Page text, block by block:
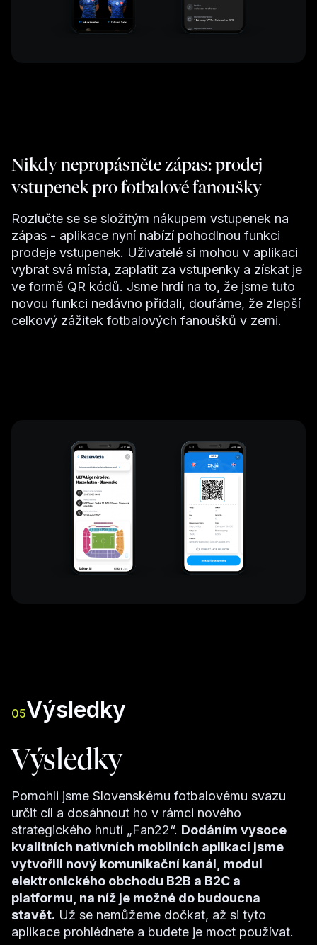
Nikdy nepropásněte zápas: prodej
vstupenek pro fotbalové fanoušky
Rozlučte se se složitým nákupem vstupenek na
zápas - aplikace nyní nabízí pohodlnou funkci
prodeje vstupenek. Uživatelé si mohou v aplikaci
vybrat svá místa, zaplatit za vstupenky a získat je
ve formě QR kódů. Jsme hrdí na to, že jsme tuto
novou funkci nedávno přidali, doufáme, že zlepší
celkový zážitek fotbalových fanoušků v zemi.
05Výsledky
Výsledky
Pomohli jsme Slovenskému fotbalovému svazu
určit cíl a dosáhnout ho v rámci nového
strategického hnutí „Fan22“. Dodáním vysoce
kvalitních nativních mobilních aplikací jsme
vytvořili nový komunikační kanál, modul
elektronického obchodu B2B a B2C a
platformu, na níž je možné do budoucna
stavět. Už se nemůžeme dočkat, až si tyto
aplikace prohlédnete a budete je moct používat.